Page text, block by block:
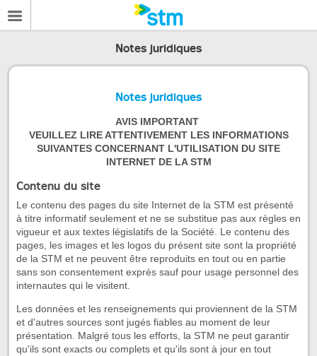
Notes juridiques
Notes juridiques
AVIS IMPORTANT
VEUILLEZ LIRE ATTENTIVEMENT LES INFORMATIONS
SUIVANTES CONCERNANT L'UTILISATION DU SITE
INTERNET DE LA STM
Contenu du site
Le contenu des pages du site Internet de la STM est présenté
à titre informatif seulement et ne se substitue pas aux règles en
vigueur et aux textes législatifs de la Société. Le contenu des
pages, les images et les logos du présent site sont la propriété
de la STM et ne peuvent être reproduits en tout ou en partie
sans son consentement exprès sauf pour usage personnel des
internautes qui le visitent.
Les données et les renseignements qui proviennent de la STM
et d'autres sources sont jugés fiables au moment de leur
présentation. Malgré tous les efforts, la STM ne peut garantir
qu'ils sont exacts ou complets et qu'ils sont à jour en tout